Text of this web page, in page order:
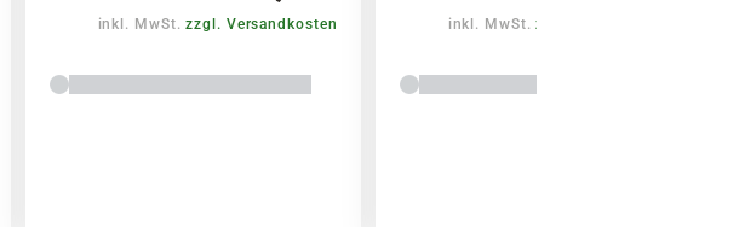
inkl. MwSt.zzgl. Versandkosten inkl. MwSt.zzgl. Versandkosten